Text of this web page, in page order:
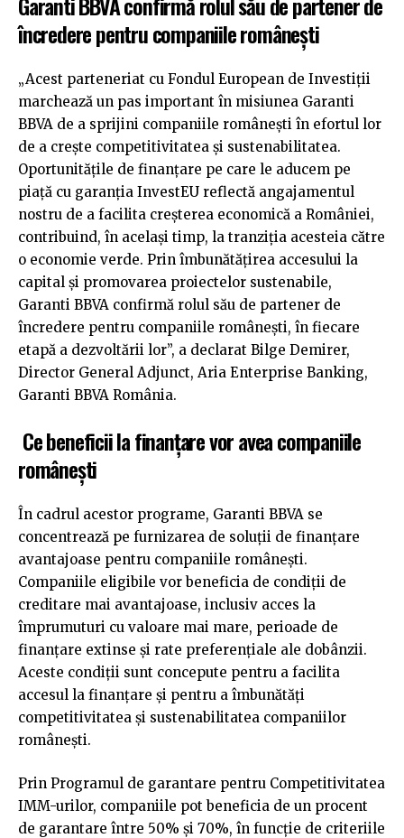
încredere pentru companiile românești
„Acest parteneriat cu Fondul European de Investiții
marchează un pas important în misiunea Garanti
BBVA de a sprijini companiile românești în efortul lor
de a crește competitivitatea și sustenabilitatea.
Oportunitățile de finanțare pe care le aducem pe
piață cu garanția InvestEU reflectă angajamentul
nostru de a facilita creșterea economică a României,
contribuind, în același timp, la tranziția acesteia către
o economie verde. Prin îmbunătățirea accesului la
capital și promovarea proiectelor sustenabile,
Garanti BBVA confirmă rolul său de partener de
încredere pentru companiile românești, în fiecare
etapă a dezvoltării lor”, a declarat Bilge Demirer,
Director General Adjunct, Aria Enterprise Banking,
Garanti BBVA România.
Ce beneficii la finanțare vor avea companiile
românești
În cadrul acestor programe, Garanti BBVA se
concentrează pe furnizarea de soluții de finanțare
avantajoase pentru companiile românești.
Companiile eligibile vor beneficia de condiții de
creditare mai avantajoase, inclusiv acces la
împrumuturi cu valoare mai mare, perioade de
finanțare extinse și rate preferențiale ale dobânzii.
Aceste condiții sunt concepute pentru a facilita
accesul la finanțare și pentru a îmbunătăți
competitivitatea și sustenabilitatea companiilor
românești.
Prin Programul de garantare pentru Competitivitatea
IMM-urilor, companiile pot beneficia de un procent
de garantare între 50% și 70%, în funcție de criteriile